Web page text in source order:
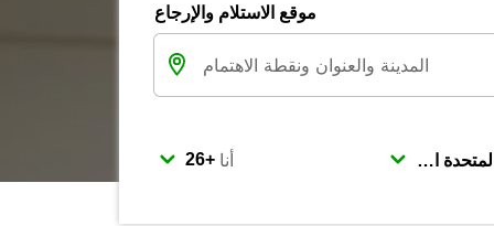
موقع الاستلام والإرجاع
أنا